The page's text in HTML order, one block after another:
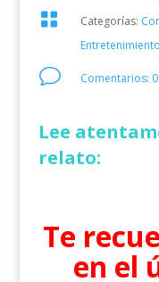
 Categorías:
v Comentarios: 0
Lee
relato:
Te
en el